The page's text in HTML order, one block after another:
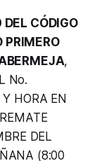
CÓDIGO
PRIMERO
,
No.
HORA EN
DEL
(8:00